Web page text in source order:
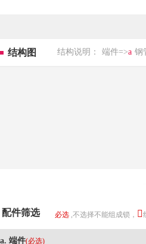
结构图 结构说明： 端件=>a 钢
配件筛选 必选 ,不选择不能组成锁，
a. 端件(必选)